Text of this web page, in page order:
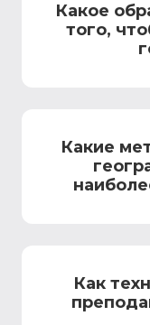
Какое
того,
Какие
Как